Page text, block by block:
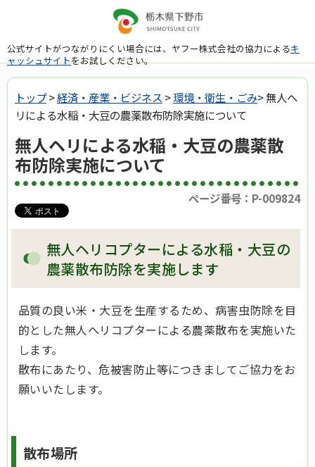
公式サイトがつながりにくい場合には、ヤフー株式会社の協力によるキ
ャッシュサイトをお試しください。
トップ>経済・産業・ビジネス >環境・衛生・ごみ> 無人ヘ
リによる水稲・大豆の農薬散布防除実施について
無人ヘリによる水稲・大豆の農薬散
布防除実施について
ページ番号：P-009824
無人ヘリコプターによる水稲・大豆の
農薬散布防除を実施します
品質の良い米・大豆を生産するため、病害虫防除を目
的とした無人ヘリコプターによる農薬散布を実施いた
します。
散布にあたり、危被害防止等につきましてご協力をお
願いいたします。
散布場所